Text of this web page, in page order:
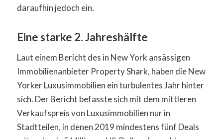
daraufhin jedoch ein.
Eine starke 2. Jahreshälfte
Laut einem Bericht des in New York ansässigen
Immobilienanbieter Property Shark, haben die New
Yorker Luxusimmobilien ein turbulentes Jahr hinter
sich. Der Bericht befasste sich mit dem mittleren
Verkaufspreis von Luxusimmobilien nur in
Stadtteilen, in denen 2019 mindestens fünf Deals